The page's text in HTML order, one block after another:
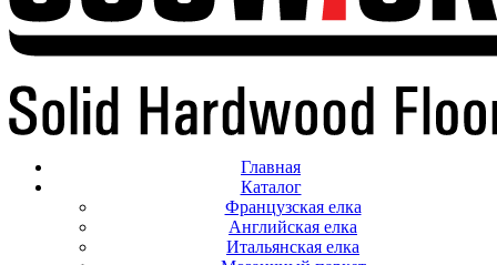
Главная
Каталог
Французская елка
Английская елка
Итальянская елка